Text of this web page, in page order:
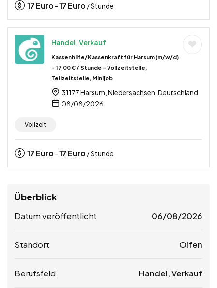
17Euro -17Euro / Stunde
Handel, Verkauf
Kassenhilfe/Kassenkraft für Harsum (m/w/d)
– 17,00 € / Stunde – Vollzeitstelle,
Teilzeitstelle, Minijob
31177 Harsum, Niedersachsen, Deutschland
08/08/2026
Vollzeit
17Euro -17Euro / Stunde
Überblick
Datum veröffentlicht 06/08/2026
Standort Olfen
Berufsfeld Handel, Verkauf